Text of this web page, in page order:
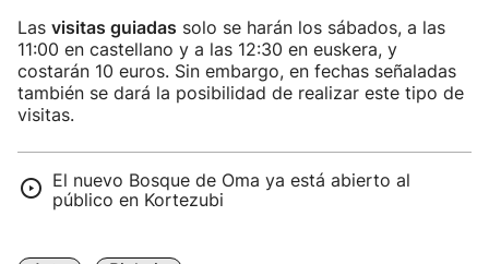
Las visitas guiadas solo se harán los sábados, a las
11:00 en castellano y a las 12:30 en euskera, y
costarán 10 euros. Sin embargo, en fechas señaladas
también se dará la posibilidad de realizar este tipo de
visitas.
El nuevo Bosque de Oma ya está abierto al
público en Kortezubi